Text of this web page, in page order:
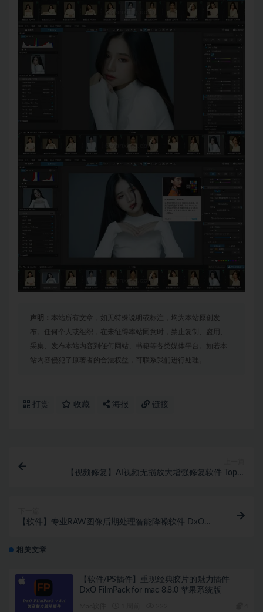
声明： 本站所有文章，如无特殊说明或标注，均为本站原创发
布。任何个人或组织，在未征得本站同意时，禁止复制、盗用、
采集、发布本站内容到任何网站、书籍等各类媒体平台。如若本
站内容侵犯了原著者的合法权益，可联系我们进行处理。
打赏 收藏 海报 链接
【视频修复】AI视频无损放大增强修复软件 Topaz
【软件】专业RAW图像后期处理智能降噪软件 DxO
相关文章
【软件/PS插件】重现经典胶片的魅力插件
DxO FilmPack for mac 8.8.0 苹果系统版